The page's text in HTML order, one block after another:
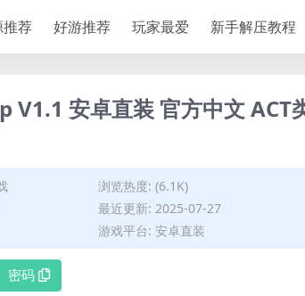
荐 好游推荐 玩家最爱 新手解压教程
V1.1 安卓直装 官方中文 ACT
浏览热度: (6.1K)
最近更新: 2025-07-27
游戏平台: 安卓直装
密码